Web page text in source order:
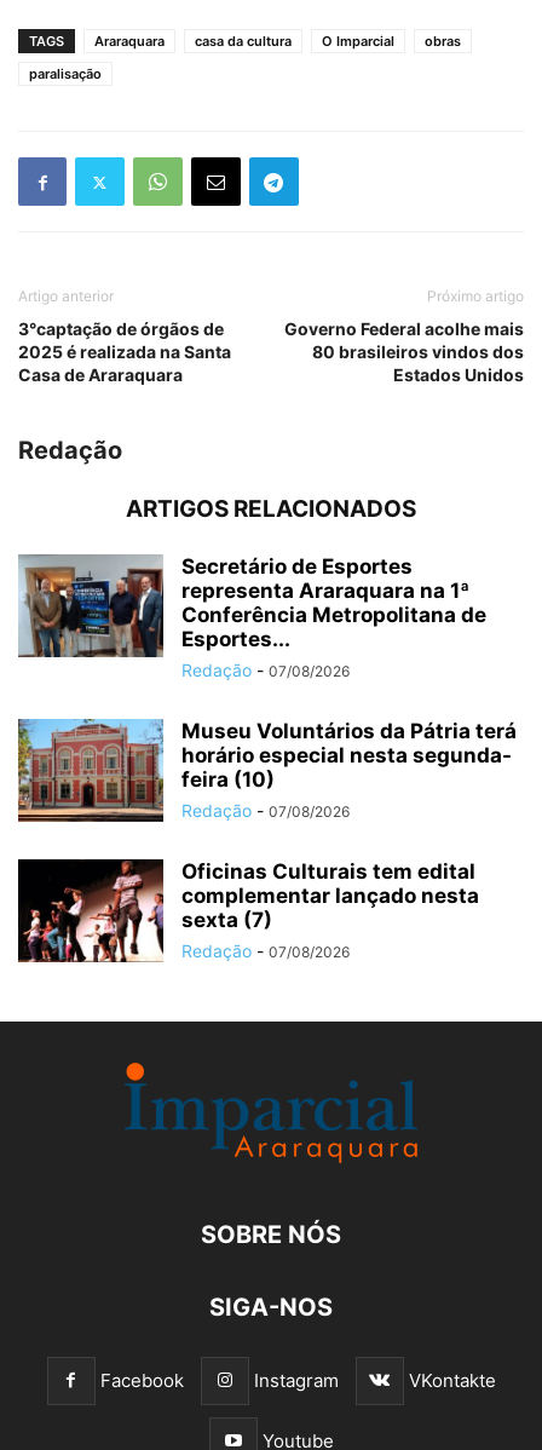
TAGS Araraquara casa da cultura O Imparcial
obras
paralisação
Artigo anterior
3°captação de órgãos de
2025 é realizada na Santa
Casa de Araraquara
Próximo artigo
Governo Federal acolhe mais
80 brasileiros vindos dos
Estados Unidos
Redação
ARTIGOS RELACIONADOS
Secretário de Esportes
representa Araraquara na 1ª
Conferência Metropolitana de
Esportes...
Redação - 07/08/2026
Museu Voluntários da Pátria terá
horário especial nesta segunda-
feira (10)
Redação - 07/08/2026
Oficinas Culturais tem edital
complementar lançado nesta
sexta (7)
Redação - 07/08/2026
SOBRE NÓS
SIGA-NOS
Facebook Instagram VKontakte
Youtube